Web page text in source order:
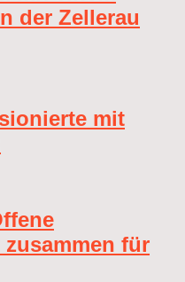
der Zellerau
mit
für